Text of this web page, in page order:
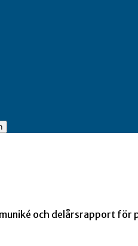
och delårsrapport för